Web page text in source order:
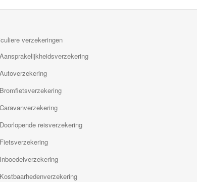
verzekeringen
Aansprakelijkheidsverzekering
Autoverzekering
Bromfietsverzekering
Caravanverzekering
Doorlopende reisverzekering
Fietsverzekering
Inboedelverzekering
Kostbaarhedenverzekering